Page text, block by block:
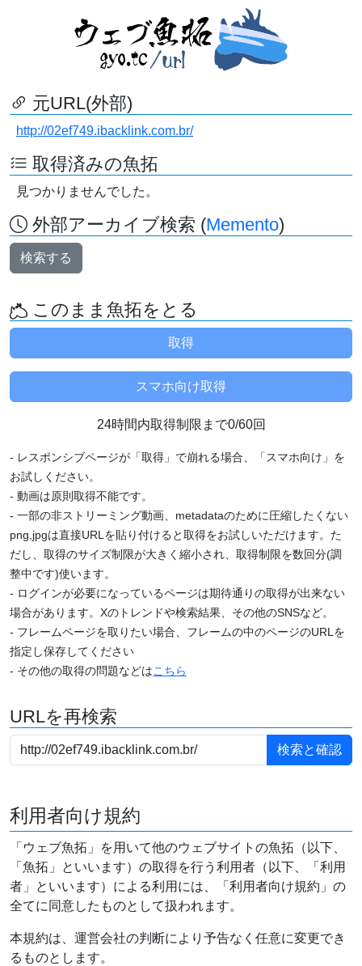
元URL(外部)
http://02ef749.ibacklink.com.br/
取得済みの魚拓
見つかりませんでした。
外部アーカイブ検索 (Memento)
検索する
このまま魚拓をとる
24時間内取得制限まで0/60回
- レスポンシブページが「取得」で崩れる場合、「スマホ向け」を
お試しください。
- 動画は原則取得不能です。
- 一部の非ストリーミング動画、metadataのために圧縮したくない
png,jpgは直接URLを貼り付けると取得をお試しいただけます。た
だし、取得のサイズ制限が大きく縮小され、取得制限を数回分(調
整中です)使います。
- ログインが必要になっているページは期待通りの取得が出来ない
場合があります。Xのトレンドや検索結果、その他のSNSなど。
- フレームページを取りたい場合、フレームの中のページのURLを
指定し保存してください
- その他の取得の問題などはこちら
URLを再検索
利用者向け規約
「ウェブ魚拓」を用いて他のウェブサイトの魚拓（以下、
「魚拓」といいます）の取得を行う利用者（以下、「利用
者」といいます）による利用には、「利用者向け規約」の
全てに同意したものとして扱われます。
本規約は、運営会社の判断により予告なく任意に変更でき
るものとします。